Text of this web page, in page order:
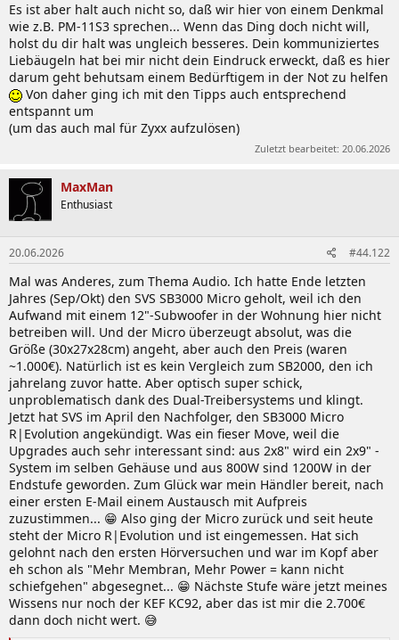
Es ist aber halt auch nicht so, daß wir hier von einem Denkmal
wie z.B. PM-11S3 sprechen... Wenn das Ding doch nicht will,
holst du dir halt was ungleich besseres. Dein kommuniziertes
Liebäugeln hat bei mir nicht dein Eindruck erweckt, daß es hier
darum geht behutsam einem Bedürftigem in der Not zu helfen
Von daher ging ich mit den Tipps auch entsprechend
entspannt um
(um das auch mal für Zyxx aufzulösen)
Zuletzt bearbeitet: 20.06.2026
MaxMan
Enthusiast
20.06.2026 #44.122
Mal was Anderes, zum Thema Audio. Ich hatte Ende letzten
Jahres (Sep/Okt) den SVS SB3000 Micro geholt, weil ich den
Aufwand mit einem 12"-Subwoofer in der Wohnung hier nicht
betreiben will. Und der Micro überzeugt absolut, was die
Größe (30x27x28cm) angeht, aber auch den Preis (waren
~1.000€). Natürlich ist es kein Vergleich zum SB2000, den ich
jahrelang zuvor hatte. Aber optisch super schick,
unproblematisch dank des Dual-Treibersystems und klingt.
Jetzt hat SVS im April den Nachfolger, den SB3000 Micro
R|Evolution angekündigt. Was ein fieser Move, weil die
Upgrades auch sehr interessant sind: aus 2x8" wird ein 2x9" -
System im selben Gehäuse und aus 800W sind 1200W in der
Endstufe geworden. Zum Glück war mein Händler bereit, nach
einer ersten E-Mail einem Austausch mit Aufpreis
zuzustimmen... 😁 Also ging der Micro zurück und seit heute
steht der Micro R|Evolution und ist eingemessen. Hat sich
gelohnt nach den ersten Hörversuchen und war im Kopf aber
eh schon als "Mehr Membran, Mehr Power = kann nicht
schiefgehen" abgesegnet... 😁 Nächste Stufe wäre jetzt meines
Wissens nur noch der KEF KC92, aber das ist mir die 2.700€
dann doch nicht wert. 😅